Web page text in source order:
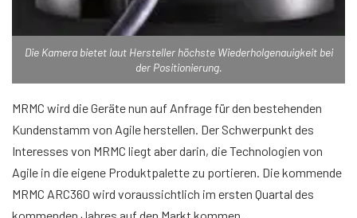
Die Kamera bietet laut Hersteller höchste Wiederholgenauigkeit bei
der Positionierung.
MRMC wird die Geräte nun auf Anfrage für den bestehenden
Kundenstamm von Agile herstellen. Der Schwerpunkt des
Interesses von MRMC liegt aber darin, die Technologien von
Agile in die eigene Produktpalette zu portieren. Die kommende
MRMC ARC360 wird voraussichtlich im ersten Quartal des